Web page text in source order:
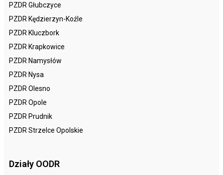
PZDR Głubczyce
PZDR Kędzierzyn-Koźle
PZDR Kluczbork
PZDR Krapkowice
PZDR Namysłów
PZDR Nysa
PZDR Olesno
PZDR Opole
PZDR Prudnik
PZDR Strzelce Opolskie
Działy OODR